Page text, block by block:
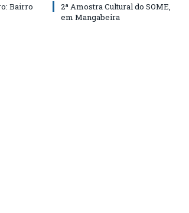
Bairro
2ª Amostra Cultural do SOME,
em Mangabeira